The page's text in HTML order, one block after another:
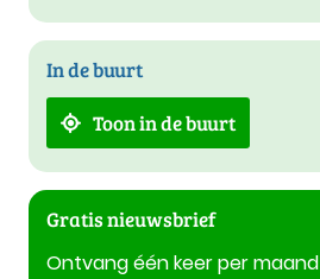
In de buurt
Toon in de buurt
Gratis nieuwsbrief
Ontvang één keer per maand